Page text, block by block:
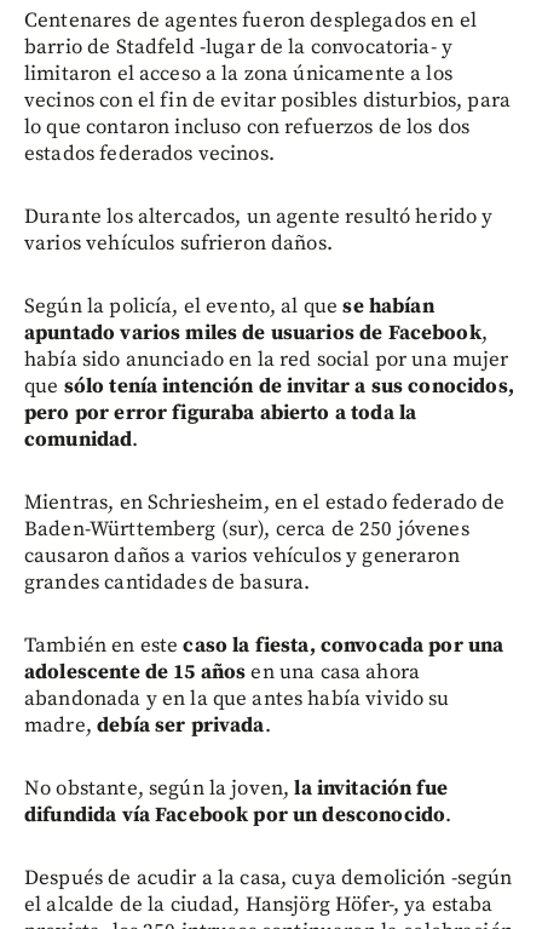
Centenares de agentes fueron desplegados en el
barrio de Stadfeld -lugar de la convocatoria- y
limitaron el acceso a la zona únicamente a los
vecinos con el fin de evitar posibles disturbios, para
lo que contaron incluso con refuerzos de los dos
estados federados vecinos.
Durante los altercados, un agente resultó herido y
varios vehículos sufrieron daños.
Según la policía, el evento, al quese habían
apuntado varios miles de usuarios de Facebook,
había sido anunciado en la red social por una mujer
que sólo tenía intención de invitar a sus conocidos,
pero por error figuraba abierto a toda la
comunidad.
Mientras, en Schriesheim, en el estado federado de
Baden-Württemberg (sur), cerca de 250 jóvenes
causaron daños a varios vehículos y generaron
grandes cantidades de basura.
También en estecaso la fiesta, convocada por una
adolescente de 15 añosen una casa ahora
abandonada y en la que antes había vivido su
madre,debía ser privada.
No obstante, según la joven, la invitación fue
difundida vía Facebook por un desconocido.
Después de acudir a la casa, cuya demolición -según
el alcalde de la ciudad, Hansjörg Höfer-, ya estaba